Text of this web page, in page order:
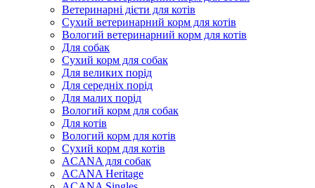
Ветеринарні дієти для котів
Сухий ветеринарний корм для котів
Вологий ветеринарний корм для котів
Для собак
Сухий корм для собак
Для великих порід
Для середніх порід
Для малих порід
Вологий корм для собак
Для котів
Вологий корм для котів
Сухий корм для котів
ACANA для собак
ACANA Heritage